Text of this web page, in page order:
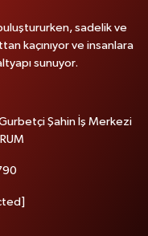
sadelik ve
kaçınıyor ve insanlara
sunuyor.
Şahin İş Merkezi